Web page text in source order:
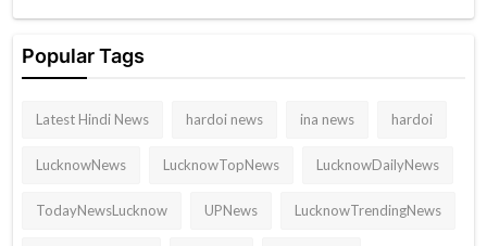
Popular Tags
Latest Hindi News hardoi news ina news hardoi
LucknowNews LucknowTopNews LucknowDailyNews
TodayNewsLucknow UPNews LucknowTrendingNews